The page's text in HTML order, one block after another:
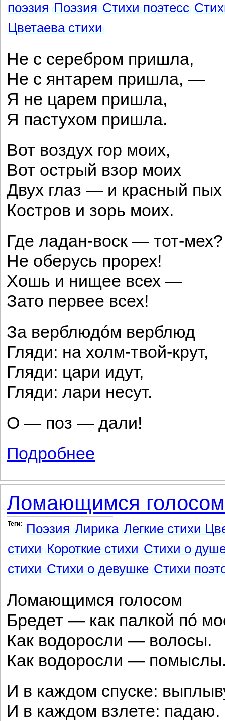
поэзия Поэзия Стихи поэтесс
Цветаева стихи
Не с серебром пришла,
Не с янтарем пришла, —
Я не царем пришла,
Я пастухом пришла.
Вот воздух гор моих,
Вот острый взор моих
Двух глаз — и красный пых
Костров и зорь моих.
Где ладан-воск — тот-мех?
Не оберусь прорех!
Хошь и нищее всех —
Зато первее всех!
За верблюдóм верблюд
Гляди: на холм-твой-крут,
Гляди: цари идут,
Гляди: лари несут.
О — поз — дали!
Подробнее
Ломающимся
Теги: Поэзия Лирика Легкие стихи
стихи Короткие стихи Стихи о
стихи Стихи о девушке Стихи
Ломающимся голосом
Бредет — как палкой пó
Как водоросли — волосы.
Как водоросли —
И в каждом спуске:
И в каждом взлете: падаю.